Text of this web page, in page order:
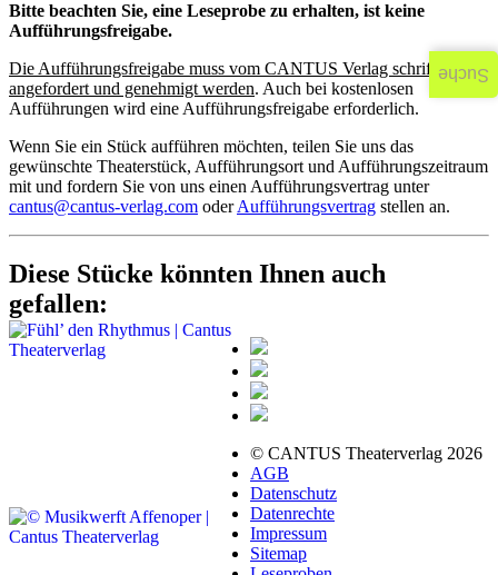
Bitte beachten Sie, eine Leseprobe zu erhalten, ist keine
Aufführungsfreigabe.
Die Aufführungsfreigabe muss vom CANTUS Verlag schriftlich
angefordert und genehmigt werden. Auch bei kostenlosen
Aufführungen wird eine Aufführungsfreigabe erforderlich.
Wenn Sie ein Stück aufführen möchten, teilen Sie uns das
gewünschte Theaterstück, Aufführungsort und Aufführungszeitraum
mit und fordern Sie von uns einen Aufführungsvertrag unter
cantus@cantus-verlag.com oderAufführungsvertrag stellen an.
Diese Stücke könnten Ihnen auch
gefallen:
© CANTUS Theaterverlag 2026
AGB
Datenschutz
Datenrechte
Impressum
Sitemap
Suche